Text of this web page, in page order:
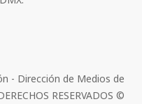
- Dirección de Medios de
RESERVADOS ©